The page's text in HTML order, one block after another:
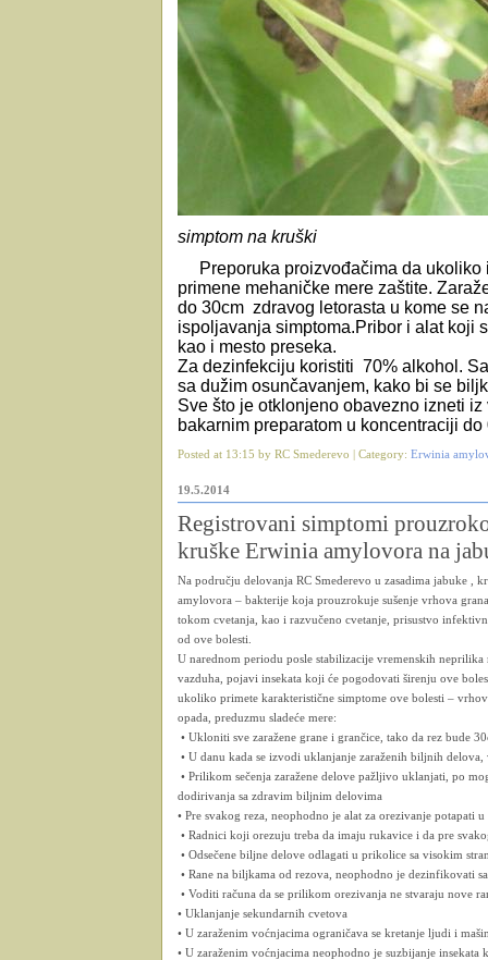
simptom na kruški
Preporuka proizvođačima da
primene mehaničke mere zaštite.
do 30cm zdravog letorasta u kome se
ispoljavanja simptoma.Pribor i alat koji
kao i mesto preseka.
Za dezinfekciju koristiti 70% alkohol.
sa dužim osunčavanjem, kako bi se
Sve što je otklonjeno obavezno izneti
bakarnim preparatom u koncentraciji do
Posted at 13:15 by RC Smederevo | Category: Erwinia
19.5.2014
Registrovani simptomi
kruške Erwinia amylovora na
Na području delovanja RC Smederevo u zasadima jabuke ,
amylovora – bakterije koja prouzrokuje sušenje vrhova
tokom cvetanja, kao i razvučeno cvetanje, prisustvo
od ove bolesti.
U narednom periodu posle stabilizacije vremenskih
vazduha, pojavi insekata koji će pogodovati širenju ove
ukoliko primete karakteristične simptome ove bolesti –
opada, preduzmu sladeće mere:
• Ukloniti sve zaražene grane i grančice, tako da rez bude
• U danu kada se izvodi uklanjanje zaraženih biljnih
• Prilikom sečenja zaražene delove pažljivo uklanjati, po
dodirivanja sa zdravim biljnim delovima
• Pre svakog reza, neophodno je alat za orezivanje potapati
• Radnici koji orezuju treba da imaju rukavice i da pre
• Odsečene biljne delove odlagati u prikolice sa visokim
• Rane na biljkama od rezova, neophodno je dezinfikovati
• Voditi računa da se prilikom orezivanja ne stvaraju nove
• Uklanjanje sekundarnih cvetova
• U zaraženim voćnjacima ograničava se kretanje ljudi i
• U zaraženim voćnjacima neophodno je suzbijanje